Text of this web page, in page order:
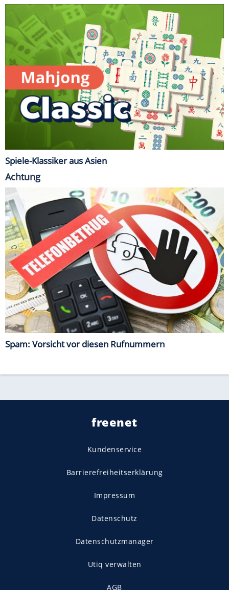
Spiele-Klassiker aus Asien
Achtung
Spam: Vorsicht vor diesen Rufnummern
freenet
Kundenservice
Barrierefreiheitserklärung
Impressum
Datenschutz
Datenschutzmanager
Utiq verwalten
AGB